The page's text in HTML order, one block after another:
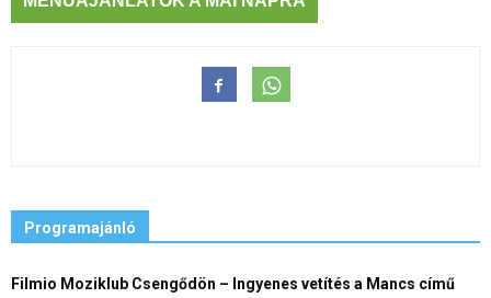
Programajánló
Filmio Moziklub Csengődön – Ingyenes vetítés a Mancs című